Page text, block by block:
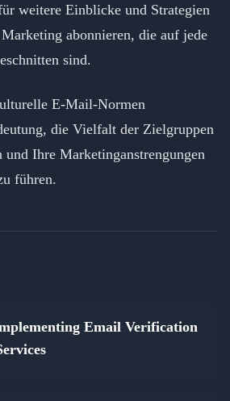
weitere Einblicke und Strategien
abonnieren, die auf jede
sind.
E-Mail-Normen
die Vielfalt der Zielgruppen
und Ihre Marketinganstrengungen
führen.
Email Verification